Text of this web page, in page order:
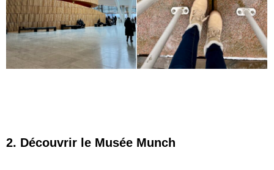
2. Découvrir le Musée Munch